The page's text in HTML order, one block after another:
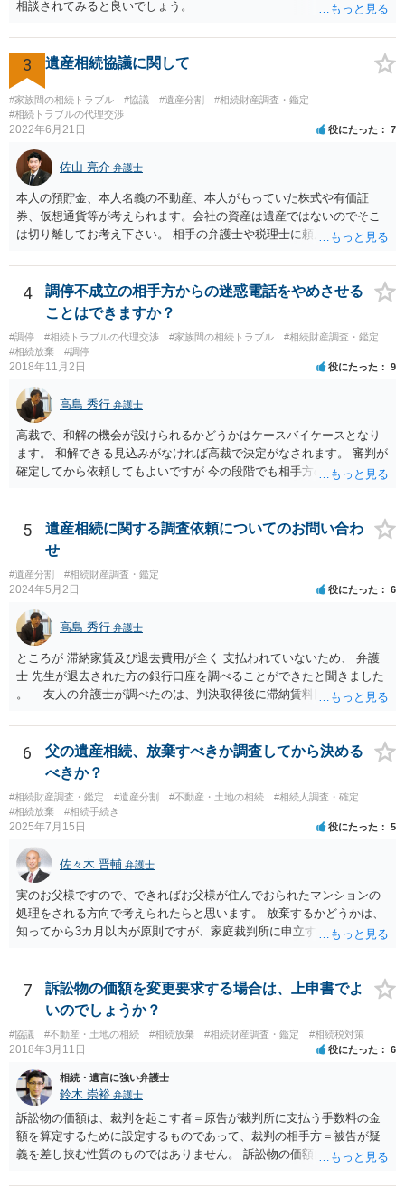
の他、お姉さんの申立書には書かれていないけど、どのように遺産を
った等)、それも書くとよいです。 書かない方が良いと思うことは、遺
産分割に関係ない(と思われる)いきさつを沢山盛り込むことだと考えま
す(あくまで遺産分割に関係することに留める方が、裁判所や調停委員
の方に事情を理解してもらいやすいと思います)。
相談されてみると良いでしょう。
3 遺産相続協議に関して
#家族間の相続トラブル #協議 #遺産分割
#相続財産調査・鑑定
#相続トラブルの代理交渉
2022年6月21日 役にたった 7
佐山 亮介 弁護士
本人の預貯金、本人名義の不動産、本人がもっていた株式や有価証
券、仮想通貨等が考えられます。会社の資産は遺産ではないのでそこ
は切り離してお考え下さい。 相手の弁護士や税理士に頼んでも守秘義
意に開示を求め、応じなければ「調査嘱託」という手続きを使って銀
行等に照会をかけることになるでしょう。 不動産は、相続登記が済ん
でいなければ市役所ないし区役所に、お子様と義父様のつながりがわ
かる戸籍一式を揃えてもちこみ、「名寄せ」という手続きをすると、
分かると思います。遺産分割協議書の偽造等により既に相続登記され
てしまっている場合は、住所などに当たりをつけて登記名義を調べて
すが、現代では、各々が自由に価格設定をしていますので、特に相場
はお示しできません。ただし、かつて日本弁護士連合会が設けていた
報酬基準を踏まえて価格設定している弁護士は一定数いると思います
ので、それが一応の目安となるでしょう。
4
調停不成立の相手方からの迷惑電話をやめさせる
ことはできますか？
#調停 #相続トラブルの代理交渉 #家族間の相続トラブル
#相続財産調査・鑑定
#相続放棄
#調停
2018年11月2日 役にたった 9
高島 秀行 弁護士
高裁で、和解の機会が設けられるかどうかはケースバイケースとなり
ます。 和解できる見込みがなければ高裁で決定がなされます。 審判が
確定してから依頼してもよいですが 今の段階でも相手方の連絡が迷惑
5
遺産相続に関する調査依頼についてのお問い合わ
せ
#遺産分割 #相続財産調査・鑑定
2024年5月2日 役にたった 6
高島 秀行 弁護士
ところが 滞納家賃及び退去費用が全く 支払われていないため、 弁護
士 先生が退去された方の銀行口座を調べることができたと聞きました
。 友人の弁護士が調べたのは、判決取得後に滞納賃料回収のため
預金の入出金履歴を調べたわけではありません。 残念ながら、事案
や目的も異なりますし、開示の内容も異なります。
6
父の遺産相続、放棄すべきか調査してから決める
べきか？
#相続財産調査・鑑定 #遺産分割 #不動産・土地の相続
#相続人調査・確定
#相続放棄
#相続手続き
2025年7月15日 役にたった 5
佐々木 晋輔 弁護士
実のお父様ですので、できればお父様が住んでおられたマンションの
処理をされる方向で考えられたらと思います。 放棄するかどうかは、
知ってから3カ月以内が原則ですが、家庭裁判所に申立すれば3カ月の
放棄するかどうか決めることができます。 銀行やサラ金が数年も放置
することはありませんので、数年後に借金が発見される可能性はほぼ
ありません。 なお、私が扱った相続放棄を検討していた案件で、期間
伸長して調査したところ、サラ金に対する過払金など相当な財産が見
つかったため相続したという事例がありました。
7
訴訟物の価額を変更要求する場合は、上申書でよ
いのでしょうか？
#協議 #不動産・土地の相続 #相続放棄 #相続財産調査・鑑定 #相続税対策
2018年3月11日 役にたった 6
相続・遺言に強い弁護士
鈴木 崇裕 弁護士
訴訟物の価額は、裁判を起こす者＝原告が裁判所に支払う手数料の金
額を算定するために設定するものであって、裁判の相手方＝被告が疑
義を差し挟む性質のものではありません。 訴訟物の価額自体が裁判の
したとしても、変更されることはありません。